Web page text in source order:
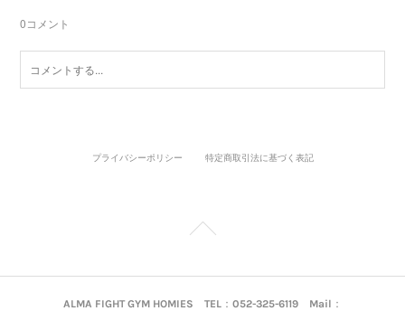
0コメント
プライバシーポリシー 特定商取引法に基づく表記
ALMA FIGHT GYM HOMIES TEL：052-325-6119 Mail：